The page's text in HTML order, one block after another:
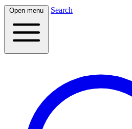
Open menu Search